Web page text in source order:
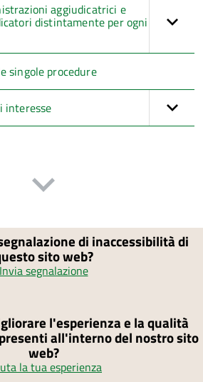
aggiudicatrici e
distintamente per ogni
singole procedure
interesse
di inaccessibilità di
sito web?
Invia segnalazione
l'esperienza e la qualità
all'interno del nostro sito
web?
la tua esperienza